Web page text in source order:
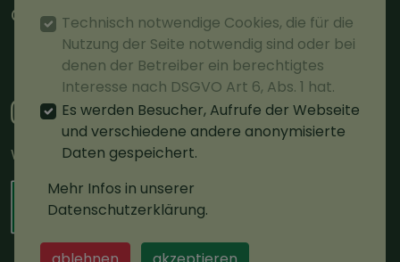
Technisch notwendige Cookies, die für die
Nutzung der Seite notwendig sind oder bei
denen der Betreiber ein berechtigtes
Interesse nach DSGVO Art 6, Abs. 1 hat.
Es werden Besucher, Aufrufe der Webseite
und verschiedene andere anonymisierte
Daten gespeichert.
Mehr Infos in unserer
Datenschutzerklärung.
Cookie-Einstellungen
Vertrag widerrufen
Wir sind zerifiziert.